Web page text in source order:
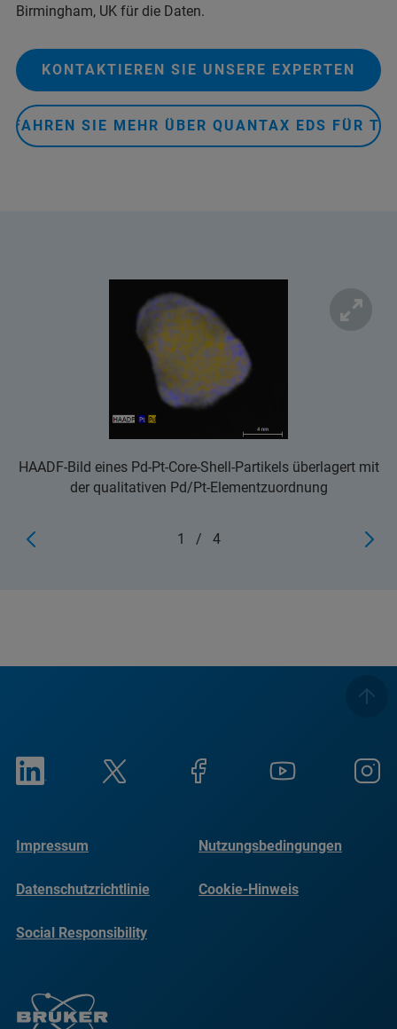
Birmingham, UK für die Daten.
KONTAKTIEREN SIE UNSERE EXPERTEN
SIE MEHR ÜBER QUANTAX EDS FÜR
HAADF-Bild eines Pd-Pt-Core-Shell-Partikels überlagert mit
der qualitativen Pd/Pt-Elementzuordnung
1 / 4
Impressum Nutzungsbedingungen
Datenschutzrichtlinie Cookie-Hinweis
Social Responsibility